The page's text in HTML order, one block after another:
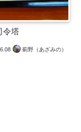
令塔
薊野（あざみの）